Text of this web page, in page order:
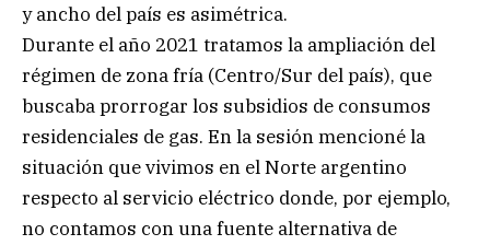
y ancho del país es asimétrica.
Durante el año 2021 tratamos la ampliación del
régimen de zona fría (Centro/Sur del país), que
buscaba prorrogar los subsidios de consumos
residenciales de gas. En la sesión mencioné la
situación que vivimos en el Norte argentino
respecto al servicio eléctrico donde, por ejemplo,
no contamos con una fuente alternativa de